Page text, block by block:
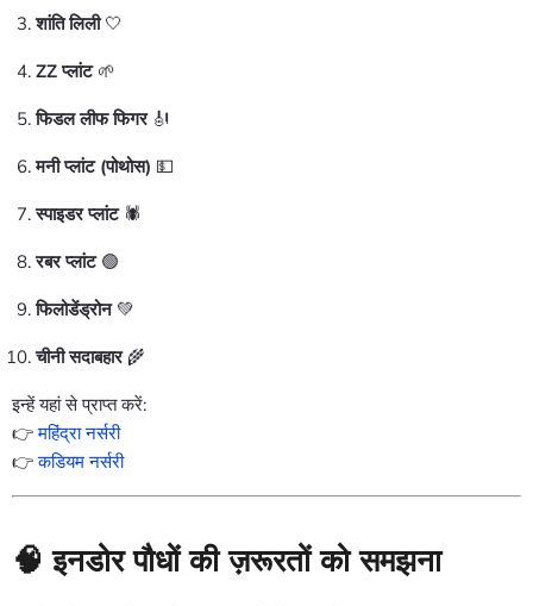
शांति लिली 🤍
ZZ प्लांट 🌱
फिडल लीफ फिगर 🎻
मनी प्लांट (पोथोस) 💵
स्पाइडर प्लांट 🕷️
रबर प्लांट 🟢
फिलोडेंड्रोन 💚
चीनी सदाबहार 🌾
इन्हें यहां से प्राप्त करें:
👉 महिंद्रा नर्सरी
👉 कडियम नर्सरी
🧠 इनडोर पौधों की ज़रूरतों को समझना